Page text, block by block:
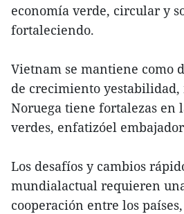
economía verde, circular y
fortaleciendo.
Vietnam se mantiene como
de crecimiento yestabilidad,
Noruega tiene fortalezas en
verdes, enfatizóel
Los desafíos y cambios
mundialactual requieren
cooperación entre los